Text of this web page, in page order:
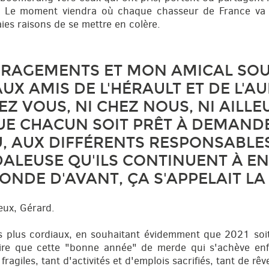
moment viendra où chaque chasseur de France
raisons de se mettre en colère.
ET MON AMICAL
AMIS DE L'HÉRAULT ET DE
VOUS, NI CHEZ NOUS, NI
CHACUN SOIT PRÊT À
DIFFÉRENTS
QU'ILS CONTINUENT À
D'AVANT, ÇA S'APPELAIT
Gérard.
plus cordiaux, en souhaitant évidemment que 2021
que cette "bonne année" de merde qui s'achève
tant d'activités et d'emplois sacrifiés, tant de